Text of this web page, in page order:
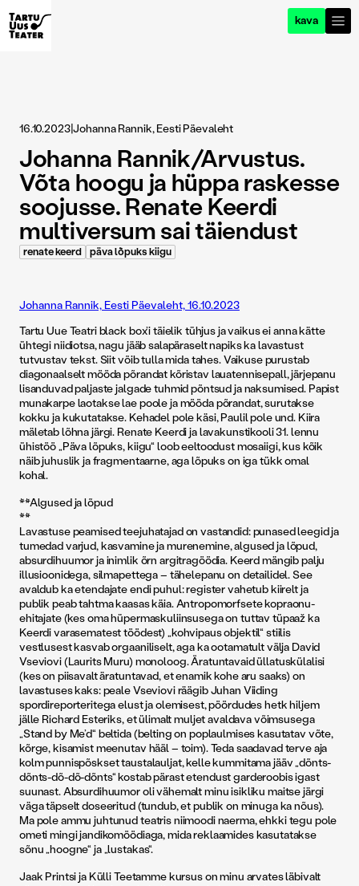
kava
16.10.2023|Johanna Rannik, Eesti Päevaleht
Johanna Rannik/Arvustus.
Võta hoogu ja hüppa raskesse
soojusse. Renate Keerdi
multiversum sai täiendust
renate keerd päva lõpuks kiigu
Johanna Rannik, Eesti Päevaleht, 16.10.2023
Tartu Uue Teatri black box’i täielik tühjus ja vaikus ei anna kätte
ühtegi niidiotsa, nagu jääb salapäraselt napiks ka lavastust
tutvustav tekst. Siit võib tulla mida tahes. Vaikuse purustab
diagonaalselt mööda põrandat kõristav lauatennisepall, järjepanu
lisanduvad paljaste jalgade tuhmid põntsud ja naksumised. Papist
munakarpe laotakse lae poole ja mööda põrandat, surutakse
kokku ja kukutatakse. Kehadel pole käsi, Paulil pole und. Kiira
mäletab lõhna järgi. Renate Keerdi ja lavakunstikooli 31. lennu
ühistöö „Päva lõpuks, kiigu“ loob eeltoodust mosaiigi, kus kõik
näib juhuslik ja fragmentaarne, aga lõpuks on iga tükk omal
kohal.
**Algused ja lõpud
**
Lavastuse peamised teejuhatajad on vastandid: punased leegid ja
tumedad varjud, kasvamine ja murenemine, algused ja lõpud,
absurdihuumor ja inimlik õrn argitragöödia. Keerd mängib palju
illusioonidega, silmapettega – tähelepanu on detailidel. See
avaldub ka etendajate endi puhul: register vahetub kiirelt ja
publik peab tahtma kaasas käia. Antropomorfsete kopraonu-
ehitajate (kes oma hüpermaskuliinsusega on tuttav tüpaaž ka
Keerdi varasematest töödest) „kohvipaus objektil“ stiilis
vestlusest kasvab orgaaniliselt, aga ka ootamatult välja David
Vseviovi (Laurits Muru) monoloog. Äratuntavaid üllatuskülalisi
(kes on piisavalt äratuntavad, et enamik kohe aru saaks) on
lavastuses kaks: peale Vseviovi räägib Juhan Viiding
spordireporteritega elust ja olemisest, pöördudes hetk hiljem
jälle Richard Esteriks, et ülimalt muljet avaldava võimsusega
„Stand by Me’d“ beltida (belting on poplaulmises kasutatav võte,
kõrge, kisamist meenutav hääl – toim). Teda saadavad terve aja
kolm punnispõskset taustalauljat, kelle kummitama jääv „dõnts-
dõnts-dõ-dõ-dõnts“ kostab pärast etendust garderoobis igast
suunast. Absurdihuumor oli vähemalt minu isikliku maitse järgi
väga täpselt doseeritud (tundub, et publik on minuga ka nõus).
Ma pole ammu juhtunud teatris niimoodi naerma, ehkki tegu pole
ometi mingi jandikomöödiaga, mida reklaamides kasutatakse
sõnu „hoogne“ ja „lustakas“.
Jaak Printsi ja Külli Teetamme kursus on minu arvates läbivalt